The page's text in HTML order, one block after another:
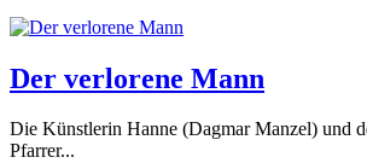
Der verlorene Mann
Die Künstlerin Hanne (Dagmar Manzel) und
Pfarrer...